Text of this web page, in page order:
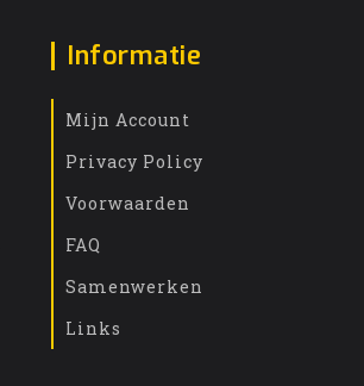
Informatie
Mijn Account
Privacy Policy
Voorwaarden
FAQ
Samenwerken
Links